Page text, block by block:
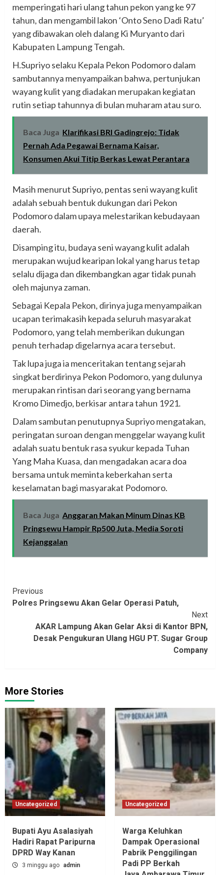
memperingati hari ulang tahun pekon yang ke 97
tahun, dan mengambil lakon ‘Onto Seno Dadi Ratu’
yang dibawakan oleh dalang Ki Muryanto dari
Kabupaten Lampung Tengah.
H.Supriyo selaku Kepala Pekon Podomoro dalam
sambutannya menyampaikan bahwa, pertunjukan
wayang kulit yang diadakan merupakan kegiatan
rutin setiap tahunnya di bulan muharam atau suro.
Baca Juga Klarifikasi BRI Gadingrejo: Tidak
Pernah Ada Pegawai Bernama Kaisar,
Konsumen Akui Titip Berkas Lewat Perantara
Masih menurut Supriyo, pentas seni wayang kulit
adalah sebuah bentuk dukungan dari Pekon
Podomoro dalam upaya melestarikan kebudayaan
daerah.
Disamping itu, budaya seni wayang kulit adalah
merupakan wujud kearipan lokal yang harus tetap
selalu dijaga dan dikembangkan agar tidak punah
oleh majunya zaman.
Sebagai Kepala Pekon, dirinya juga menyampaikan
ucapan terimakasih kepada seluruh masyarakat
Podomoro, yang telah memberikan dukungan
penuh terhadap digelarnya acara tersebut.
Tak lupa juga ia menceritakan tentang sejarah
singkat berdirinya Pekon Podomoro, yang dulunya
merupakan rintisan dari seorang yang bernama
Kromo Dimedjo, berkisar antara tahun 1921.
Dalam sambutan penutupnya Supriyo mengatakan,
peringatan suroan dengan menggelar wayang kulit
adalah suatu bentuk rasa syukur kepada Tuhan
Yang Maha Kuasa, dan mengadakan acara doa
bersama untuk meminta keberkahan serta
keselamatan bagi masyarakat Podomoro.
Baca Juga Anggaran Makan Minum Dinas KB
Pringsewu Hampir Rp500 Juta, Media Soroti
Kejanggalan
Continue
Reading
Previous
Polres Pringsewu Akan Gelar Operasi Patuh,
Next
AKAR Lampung Akan Gelar Aksi di Kantor BPN,
Desak Pengukuran Ulang HGU PT. Sugar Group
Company
More Stories
Uncategorized
Bupati Ayu Asalasiyah
Hadiri Rapat Paripurna
DPRD Way Kanan
3 minggu ago admin
Uncategorized
Warga Keluhkan
Dampak Operasional
Pabrik Penggilingan
Padi PP Berkah